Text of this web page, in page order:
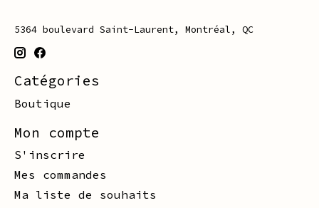
5364 boulevard Saint-Laurent, Montréal, QC
Catégories
Boutique
Mon compte
S'inscrire
Mes commandes
Ma liste de souhaits